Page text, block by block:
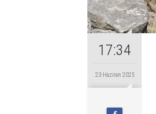
17:34
23 Haziran 2025